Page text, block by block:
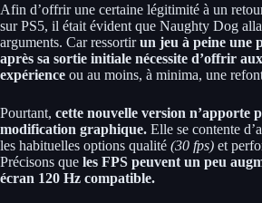
Afin d’offrir une certaine légitimité à un
sur PS5, il était évident que Naughty Dog
arguments. Car ressortirun jeu à peine une
après sa sortie initiale nécessite d’offrir
expérience ou au moins, à minima, une
Pourtant, cette nouvelle version n’apporte
modification graphique. Elle se contente
les habituelles options qualité (30 fps) et
Précisons que les FPS peuvent un peu
écran 120 Hz compatible.